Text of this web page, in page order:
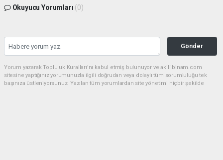
Okuyucu Yorumları (0)
Gönder
Yorum yazarak Topluluk Kuralları’nı kabul etmiş bulunuyor ve akillibinam.com
sitesine yaptığınız yorumunuzla ilgili doğrudan veya dolaylı tüm sorumluluğu tek
başınıza üstleniyorsunuz. Yazılan tüm yorumlardan site yönetimi hiçbir şekilde